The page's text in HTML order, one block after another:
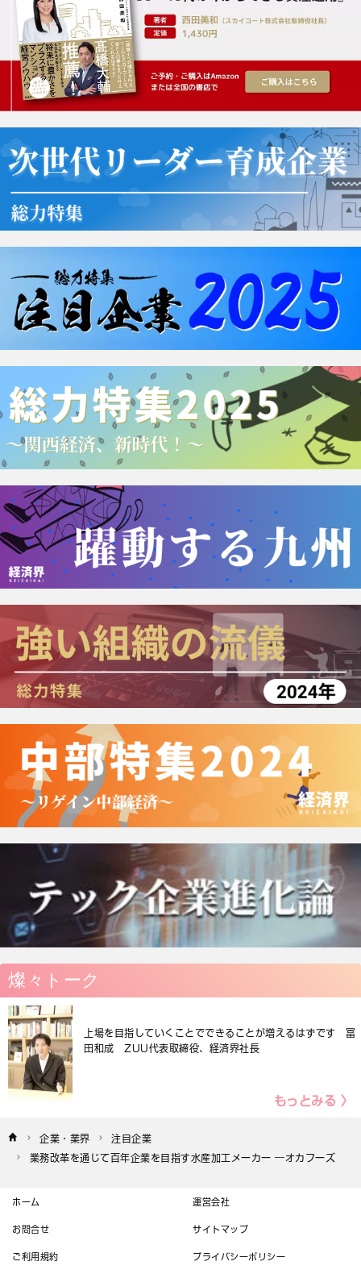
燦々トーク
上場を目指していくことでできることが増えるはずです 冨
田和成 ZUU代表取締役、経済界社長
もっとみる 〉
企業・業界
注目企業
業務改革を通じて百年企業を目指す水産加工メーカー ―オカフーズ
ホーム 運営会社
お問合せ サイトマップ
ご利用規約 プライバシーポリシー